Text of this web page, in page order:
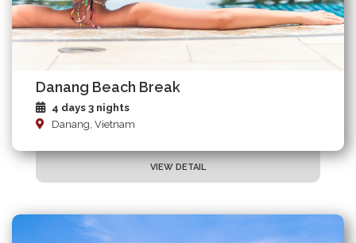
Danang Beach Break
4 days 3 nights
Danang, Vietnam
VIEW DETAIL